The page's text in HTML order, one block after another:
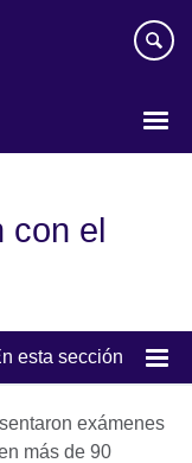
con el
esta sección
exámenes
más de 90